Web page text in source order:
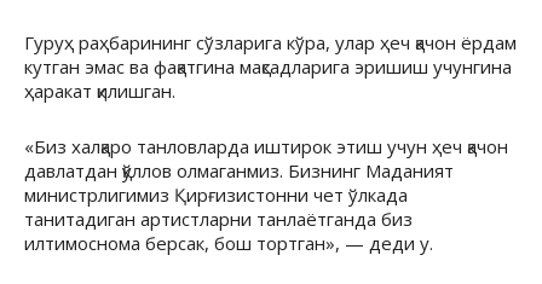
Гуруҳ раҳбарининг сўзларига кўра, улар ҳеч қачон ёрдам
кутган эмас ва фақатгина мақсадларига эришиш учунгина
ҳаракат қилишган.
«Биз халқаро танловларда иштирок этиш учун ҳеч қачон
давлатдан қўллов олмаганмиз. Бизнинг Маданият
министрлигимиз Қирғизистонни чет ўлкада
танитадиган артистларни танлаётганда биз
илтимоснома берсак, бош тортган», — деди у.